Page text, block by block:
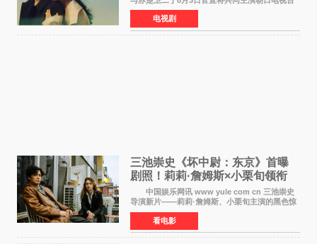
日剧《兄妹》（10月开播，每周六晚10点播
出）。这也是荣仓奈奈继TBS剧集《为了N》之
后，暌违12年再度担
电视剧
三池崇史《坏中尉：东京》首曝
剧照！莉莉·詹姆斯×小栗旬领衔
黑色惊悚再升级
中国娱乐网讯 www yule com cn 三池崇史
导演新片——莉莉·詹姆斯、小栗旬主演的黑色惊
悚电影《坏中尉：东京》首曝剧照。继阿贝尔·费
拉拉&times;哈威·凯特尔的1992年《坏中尉》和
沃纳·赫
看电影